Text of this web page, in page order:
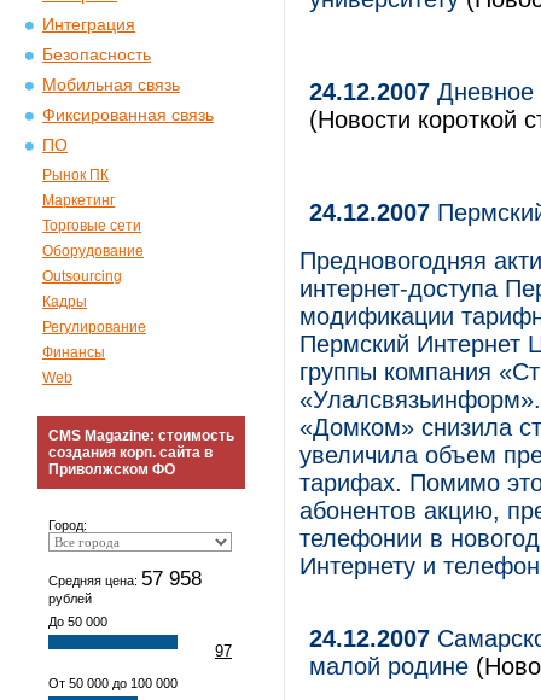
Интеграция
Безопасность
Мобильная связь
Фиксированная связь
ПО
Рынок ПК
Маркетинг
Торговые сети
Оборудование
Outsourcing
Кадры
Регулирование
Финансы
Web
CMS Magazine: стоимость
создания корп. сайта в
Приволжском ФО
Город:
Средняя цена: 57 958
рублей
До 50 000
97
От 50 000 до 100 000
24.12.2007 Дневное
(Новости короткой
24.12.2007
Предновогодняя
интернет-доступа
модификации
Пермский Интернет
группы компания
«Домком» снизила
увеличила объем
тарифах. Помимо
абонентов акцию,
телефонии в
Интернету и
24.12.2007
малой родине